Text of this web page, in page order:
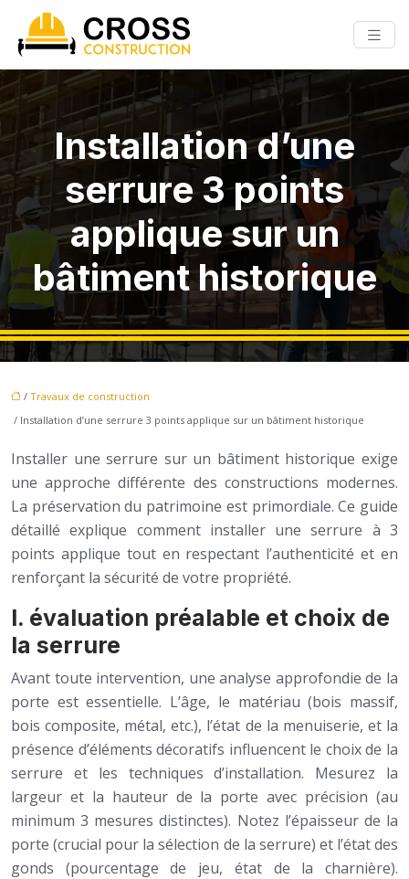
Installation d’une
serrure 3 points
applique sur un
bâtiment historique
/ Travaux de construction
/ Installation d’une serrure 3 points applique sur un bâtiment historique
Installer une serrure sur un bâtiment historique exige
une approche différente des constructions modernes.
La préservation du patrimoine est primordiale. Ce guide
détaillé explique comment installer une serrure à 3
points applique tout en respectant l’authenticité et en
renforçant la sécurité de votre propriété.
I. évaluation préalable et choix de
la serrure
Avant toute intervention, une analyse approfondie de la
porte est essentielle. L’âge, le matériau (bois massif,
bois composite, métal, etc.), l’état de la menuiserie, et la
présence d’éléments décoratifs influencent le choix de la
serrure et les techniques d’installation. Mesurez la
largeur et la hauteur de la porte avec précision (au
minimum 3 mesures distinctes). Notez l’épaisseur de la
porte (crucial pour la sélection de la serrure) et l’état des
gonds (pourcentage de jeu, état de la charnière).